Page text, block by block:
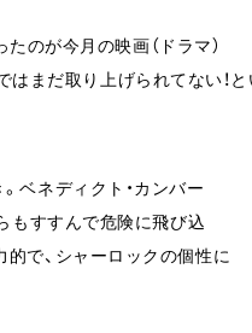
のが今月の映画（ドラマ）
はまだ取り上げられてない！
ベネディクト・カンバー
もすすんで危険に飛び込
で、シャーロックの個性に